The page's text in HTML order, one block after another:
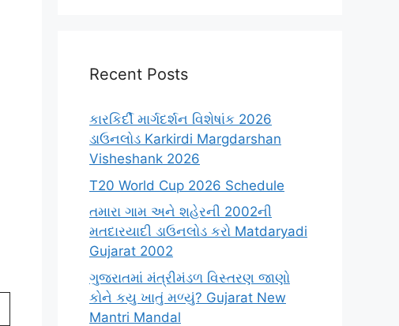
Recent Posts
કારકિર્દી માર્ગદર્શન વિશેષાંક 2026
ડાઉનલોડ Karkirdi Margdarshan
Visheshank 2026
T20 World Cup 2026 Schedule
તમારા ગામ અને શહેરની 2002ની
મતદારયાદી ડાઉનલોડ કરો Matdaryadi
Gujarat 2002
ગુજરાતમાં મંત્રીમંડળ વિસ્તરણ જાણો
કોને કયુ ખાતું મળ્યું? Gujarat New
Mantri Mandal